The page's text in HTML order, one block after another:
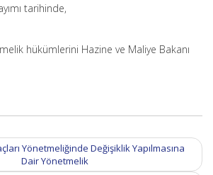
tarihinde,
hükümlerini Hazine ve Maliye Bakanı
Yönetmeliğinde Değişiklik Yapılmasına
Dair Yönetmelik